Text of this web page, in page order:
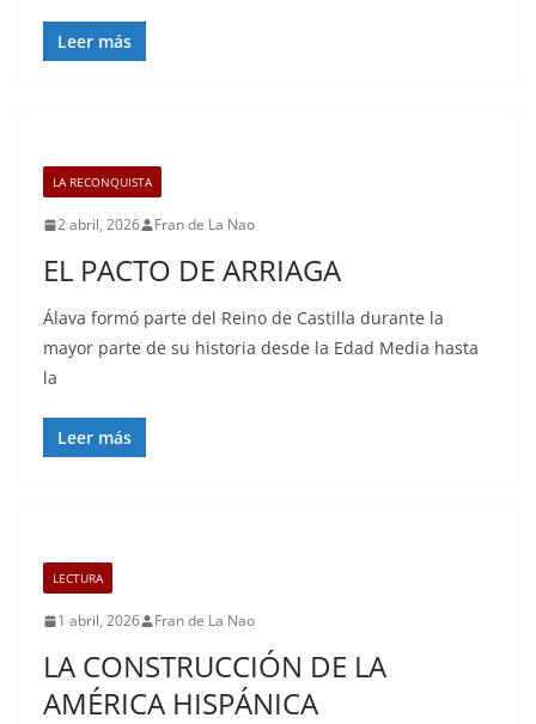
Leer más
LA RECONQUISTA
2 abril, 2026 Fran de La Nao
EL PACTO DE ARRIAGA
Álava formó parte del Reino de Castilla durante la
mayor parte de su historia desde la Edad Media hasta
la
Leer más
LECTURA
1 abril, 2026 Fran de La Nao
LA CONSTRUCCIÓN DE LA
AMÉRICA HISPÁNICA